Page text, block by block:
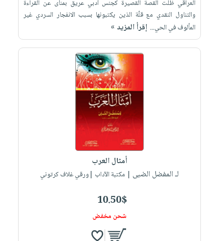
العراقي ظلت القصة القصيرة كجنس أدبي عريق بمنأى عن القراءة
والتناول النقدي مع قلّة الذين يكتبونها بسبب الانفجار السردي غير
المألوف في الحي... إقرأ المزيد »
أمثال العرب
لـ المفضل الضبى | مكتبة الآداب |ورقي غلاف كرتوني
10.50$
شحن مخفض